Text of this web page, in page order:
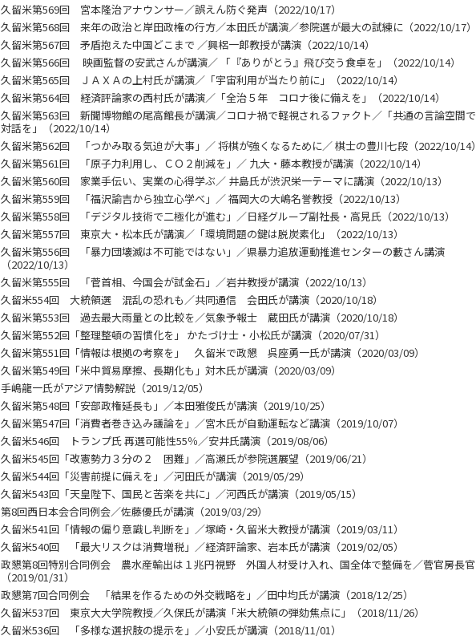
久留米第569回 宮本隆治アナウンサー／誤えん防ぐ発声（2022/10/17）
久留米第568回 来年の政治と岸田政権の行方／本田氏が講演／参院選が最大の試練に（2022/10/17）
久留米第567回 矛盾抱えた中国どこまで ／興梠一郎教授が講演（2022/10/14）
久留米第566回 映画監督の安武さんが講演／ 「『ありがとう』飛び交う食卓を」（2022/10/14）
久留米第565回 ＪＡＸＡの上村氏が講演／「宇宙利用が当たり前に」（2022/10/14）
久留米第564回 経済評論家の西村氏が講演／「全治５年 コロナ後に備えを」（2022/10/14）
久留米第563回 新聞博物館の尾高館長が講演／コロナ禍で軽視されるファクト／「共通の言論空間で
対話を」（2022/10/14）
久留米第562回 「つかみ取る気迫が大事」／ 将棋が強くなるために／ 棋士の豊川七段（2022/10/14）
久留米第561回 「原子力利用し、ＣＯ２削減を」／ 九大・藤本教授が講演（2022/10/14）
久留米第560回 家業手伝い、実業の心得学ぶ／ 井島氏が渋沢栄一テーマに講演（2022/10/13）
久留米第559回 「福沢諭吉から独立心学べ」／ 福岡大の大嶋名誉教授（2022/10/13）
久留米第558回 「デジタル技術で二極化が進む」／日経グループ副社長・高見氏（2022/10/13）
久留米第557回 東京大・松本氏が講演／「環境問題の鍵は脱炭素化」（2022/10/13）
久留米第556回 「暴力団壊滅は不可能ではない」／県暴力追放運動推進センターの藪さん講演
（2022/10/13）
久留米第555回 「菅首相、今国会が試金石」／岩井教授が講演（2022/10/13）
久留米554回 大統領選 混乱の恐れも／共同通信 会田氏が講演（2020/10/18）
久留米第553回 過去最大雨量との比較を／気象予報士 蔵田氏が講演（2020/10/18）
久留米第552回「整理整頓の習慣化を」 かたづけ士・小松氏が講演（2020/07/31）
久留米第551回「情報は根拠の考察を」 久留米で政懇 呉座勇一氏が講演（2020/03/09）
久留米第549回「米中貿易摩擦、長期化も」対木氏が講演（2020/03/09）
手嶋龍一氏がアジア情勢解説（2019/12/05）
久留米第548回「安部政権延長も」／本田雅俊氏が講演（2019/10/25）
久留米第547回「消費者巻き込み議論を」／宮木氏が自動運転など講演（2019/10/07）
久留米546回 トランプ氏 再選可能性55％／安井氏講演（2019/08/06）
久留米545回「改憲勢力３分の２ 困難」／高瀬氏が参院選展望（2019/06/21）
久留米544回「災害前提に備えを」／河田氏が講演（2019/05/29）
久留米543回「天皇陛下、国民と苦楽を共に」／河西氏が講演（2019/05/15）
第8回西日本会合同例会／佐藤優氏が講演（2019/03/29）
久留米541回「情報の偏り意識し判断を」／塚崎・久留米大教授が講演（2019/03/11）
久留米540回 「最大リスクは消費増税」／経済評論家、岩本氏が講演（2019/02/05）
政懇第8回特別合同例会 農水産輸出は１兆円視野 外国人材受け入れ、国全体で整備を／菅官房長官
（2019/01/31）
政懇第7回合同例会 「結果を作るための外交戦略を」／田中均氏が講演（2018/12/25）
久留米537回 東京大大学院教授／久保氏が講演「米大統領の弾劾焦点に」（2018/11/26）
久留米536回 「多様な選択肢の提示を」／小安氏が講演（2018/11/01）